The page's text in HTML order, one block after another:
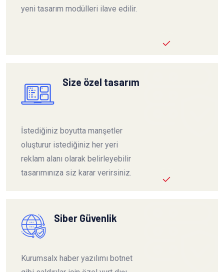
yeni tasarım modülleri ilave edilir.
Size özel tasarım
İstediğiniz boyutta manşetler
oluşturur istediğiniz her yeri
reklam alanı olarak belirleyebilir
tasarımınıza siz karar verirsiniz.
Siber Güvenlik
Kurumsalx haber yazılımı botnet